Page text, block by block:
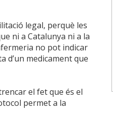
legal, perquè les
ni a Catalunya ni a la
no pot indicar
d’un medicament que
el fet que és el
permet a la